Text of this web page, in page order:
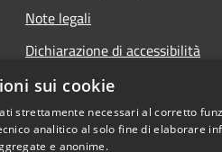
Note legali
Dichiarazione di accessibilità
Piano di miglioramento del sito
sui cookie
strettamente necessari al corretto
analitico al solo fine di elaborare
e anonime.